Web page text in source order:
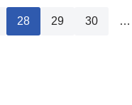
28 29 30 …